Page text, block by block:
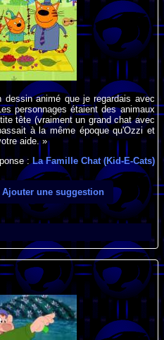
animé que je regardais avec
personnages étaient des animaux
tête (vraiment un grand chat avec
à la même époque qu'Ozzi et
aide. »
:La Famille Chat (Kid-E-Cats)
Ajouter une suggestion